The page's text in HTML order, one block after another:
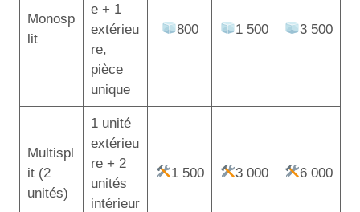
Monosp
lit
e + 1
extérieu
re,
pièce
unique
800 1 500 3 500
Multispl
it (2
unités)
1 unité
extérieu
re + 2
unités
intérieur
1 500 3 000 6 000